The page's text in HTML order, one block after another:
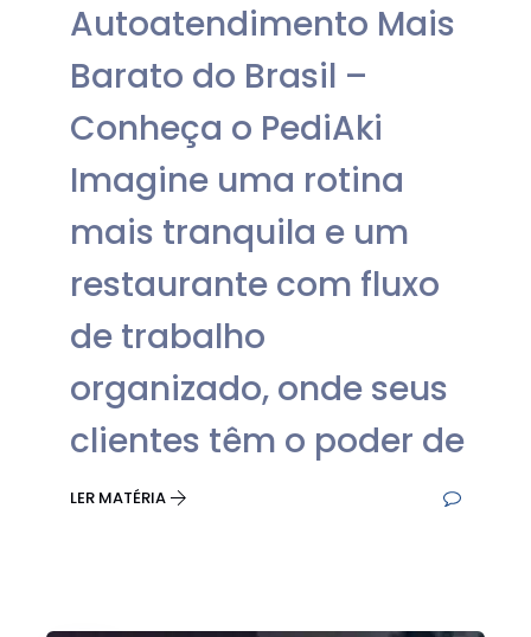
Autoatendimento Mais
Barato do Brasil –
Conheça o PediAki
Imagine uma rotina
mais tranquila e um
restaurante com fluxo
de trabalho
organizado, onde seus
clientes têm o poder de
LER MATÉRIA